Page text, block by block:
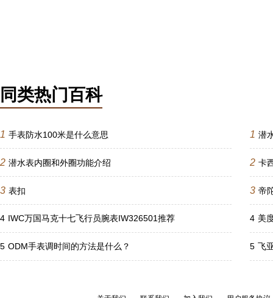
同类热门百科
1 手表防水100米是什么意思
2 潜水表内圈和外圈功能介绍
3 表扣
4 IWC万国马克十七飞行员腕表IW326501推荐
5 ODM手表调时间的方法是什么？
1 潜
2 卡
3 帝
4 美
5 飞